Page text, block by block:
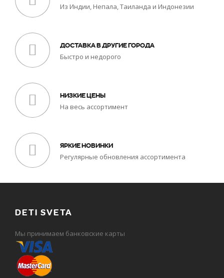
Из Индии, Непала, Таиланда и Индонезии
ДОСТАВКА В ДРУГИЕ ГОРОДА
Быстро и недорого
НИЗКИЕ ЦЕНЫ
На весь ассортимент
ЯРКИЕ НОВИНКИ
Регулярные обновления ассортимента
DETI SVETA
Мы принимаем банковские карты